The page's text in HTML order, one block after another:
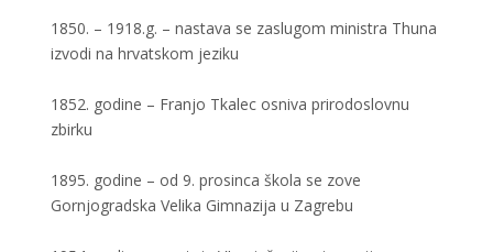
1850. – 1918.g. – nastava se zaslugom ministra Thuna
izvodi na hrvatskom jeziku
1852. godine – Franjo Tkalec osniva prirodoslovnu
zbirku
1895. godine – od 9. prosinca škola se zove
Gornjogradska Velika Gimnazija u Zagrebu